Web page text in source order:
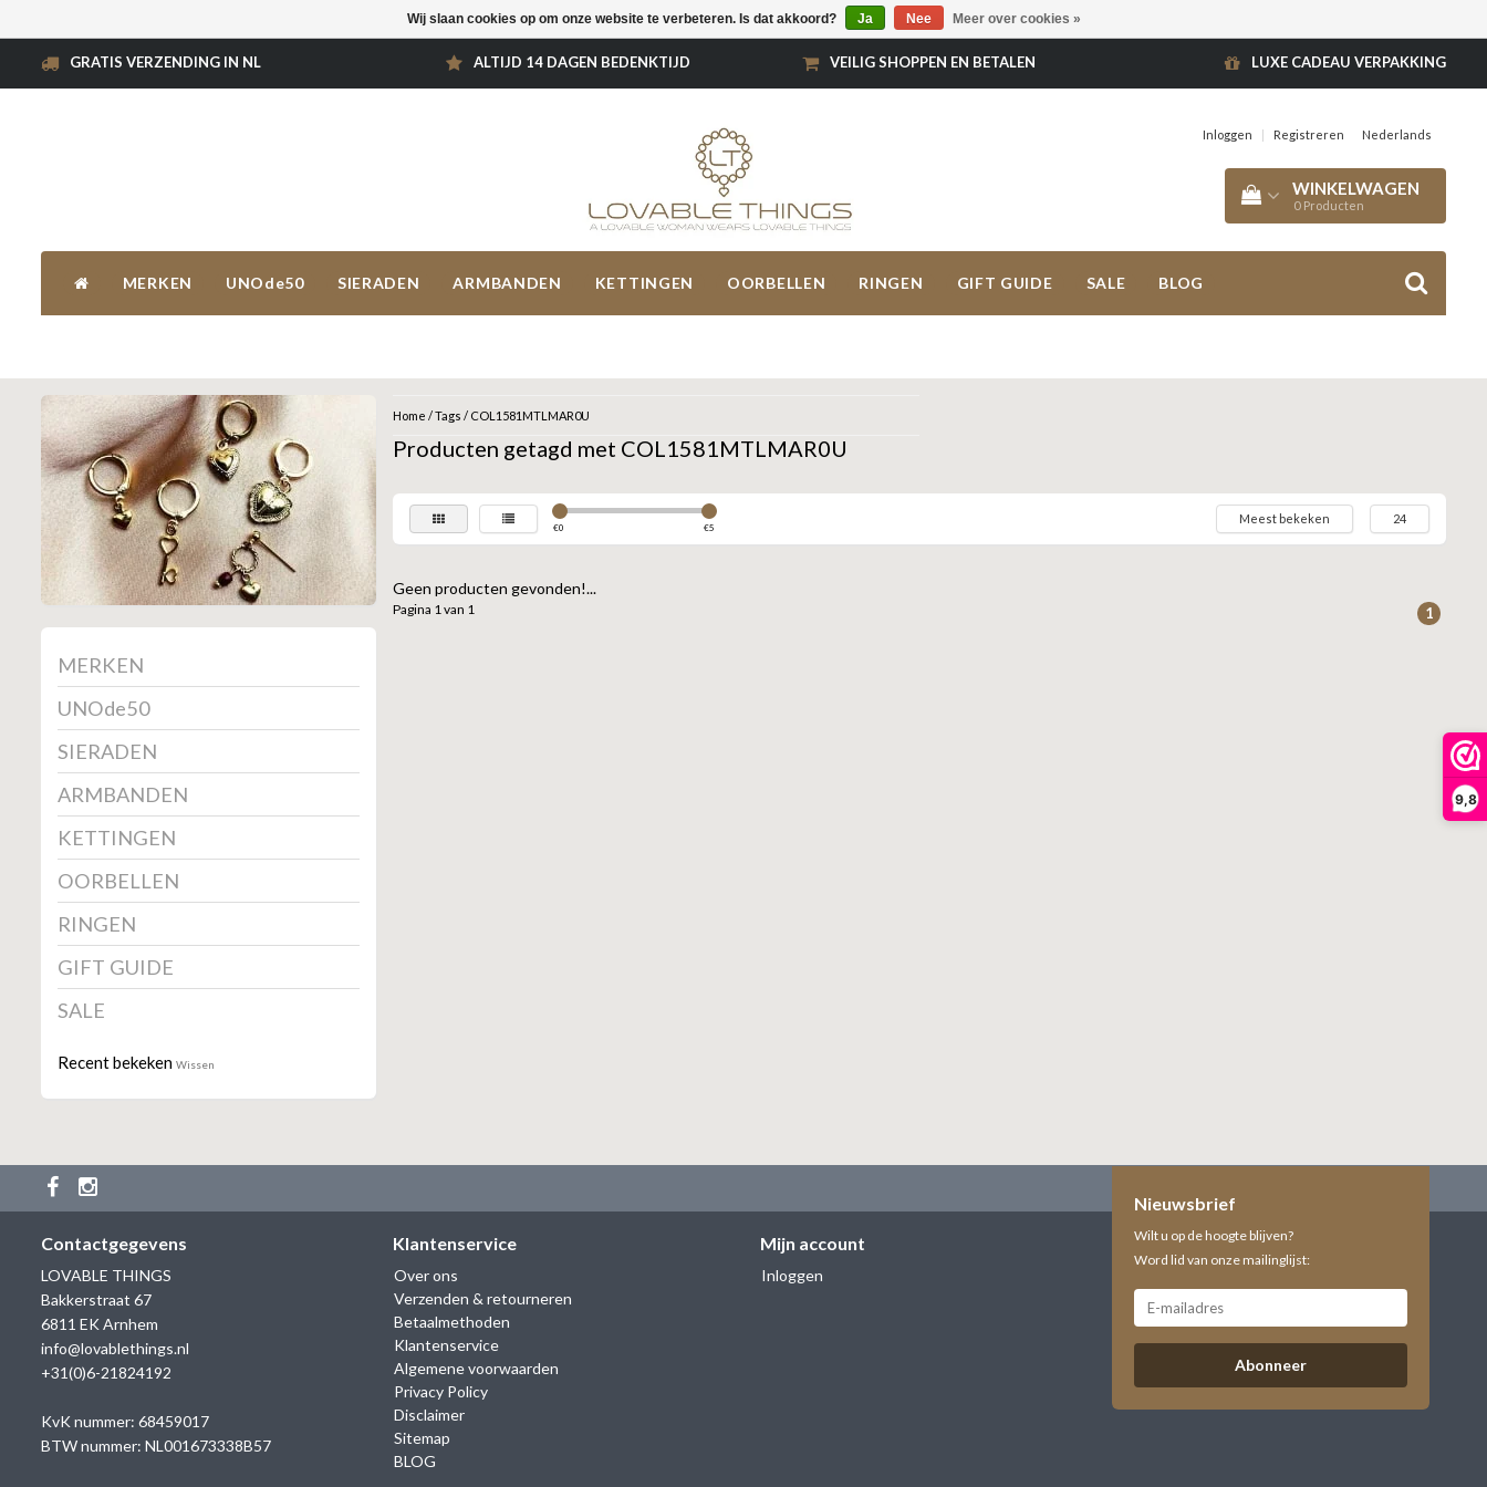
9,8
GRATIS VERZENDING IN NL ALTIJD 14 DAGEN BEDENKTIJD VEILIG SHOPPEN EN BETALEN LUXE CADEAU VERPAKKING
Inloggen | Registreren Nederlands
WINKELWAGEN
0 Producten
MERKEN UNOde50 SIERADEN ARMBANDEN KETTINGEN OORBELLEN RINGEN GIFT GUIDE SALE BLOG
MERKEN
UNOde50
SIERADEN
ARMBANDEN
KETTINGEN
OORBELLEN
RINGEN
GIFT GUIDE
SALE
Recent bekeken Wissen
Home /Tags / COL1581MTLMAR0U
Producten getagd met COL1581MTLMAR0U
€0 €5
Meest bekeken 24
Geen producten gevonden!...
Pagina 1 van 1 1
Contactgegevens
LOVABLE THINGS
Bakkerstraat 67
6811 EK Arnhem
info@lovablethings.nl
+31(0)6-21824192
KvK nummer: 68459017
BTW nummer: NL001673338B57
Klantenservice
Over ons
Verzenden & retourneren
Betaalmethoden
Klantenservice
Algemene voorwaarden
Privacy Policy
Disclaimer
Sitemap
BLOG
Mijn account
Inloggen
Nieuwsbrief
Wilt u op de hoogte blijven?
Word lid van onze mailinglijst:
Abonneer
Wij slaan cookies op om onze website te verbeteren. Is dat akkoord? Ja Nee Meer over cookies »